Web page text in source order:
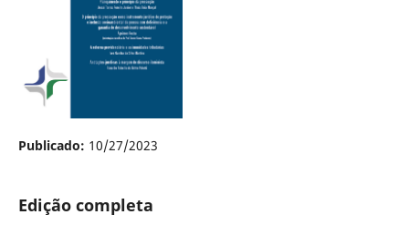
Publicado: 10/27/2023
Edição completa